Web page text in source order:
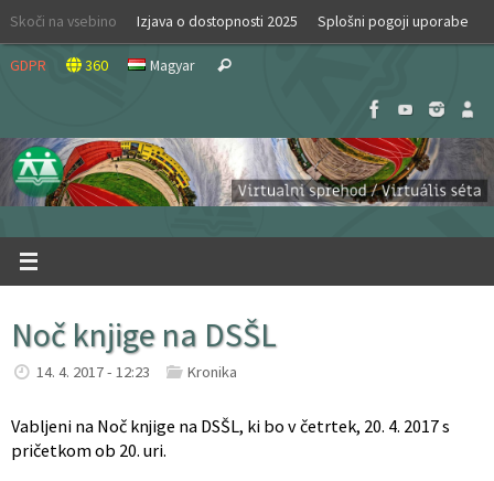
Skip
content
Skoči na vsebino Izjava o dostopnosti 2025 Splošni pogoji uporabe
GDPR 360 Magyar Search
Noč knjige na DSŠL
14. 4. 2017 - 12:23 Kronika
Vabljeni na Noč knjige na DSŠL, ki bo v četrtek, 20. 4. 2017 s
pričetkom ob 20. uri.